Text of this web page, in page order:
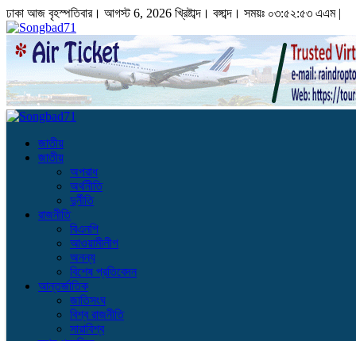
ঢাকা আজ বৃহস্পতিবার। আগস্ট 6, 2026 খ্রিষ্টাব্দ। বঙ্গাব্দ। সময়ঃ ০৩:৫২:৫৩ এএম|
জাতীয়
জাতীয়
অপরাধ
অর্থনীতি
দুর্নীতি
রাজনীতি
বিএনপি
আওয়ামীলীগ
অনন্য
বিশেষ প্রতিবেদন
আন্তর্জাতিক
জাতিসংঘ
বিশ্ব রাজনীতি
সারাবিশ্ব